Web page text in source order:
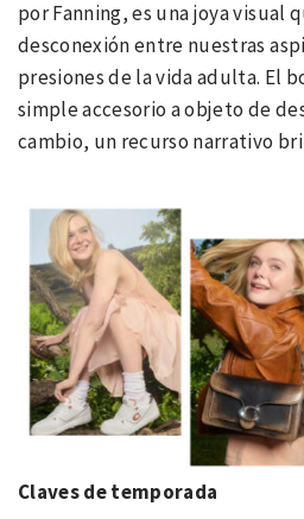
por Fanning, es una joya visual
desconexión entre nuestras
presiones de la vida adulta. El
simple accesorio a objeto de
cambio, un recurso narrativo
Claves de temporada